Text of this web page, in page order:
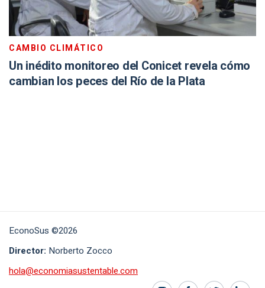
CAMBIO CLIMÁTICO
Un inédito monitoreo del Conicet revela cómo
cambian los peces del Río de la Plata
EconoSus ©2026
Director: Norberto Zocco
hola@economiasustentable.com